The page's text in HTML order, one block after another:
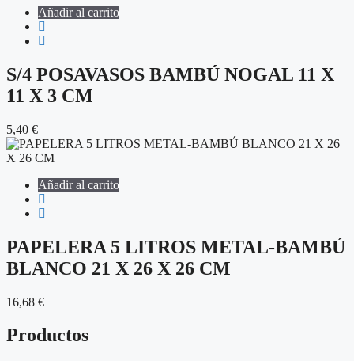
Añadir al carrito
S/4 POSAVASOS BAMBÚ NOGAL 11 X
11 X 3 CM
5,40 €
Añadir al carrito
PAPELERA 5 LITROS METAL-BAMBÚ
BLANCO 21 X 26 X 26 CM
16,68 €
Productos